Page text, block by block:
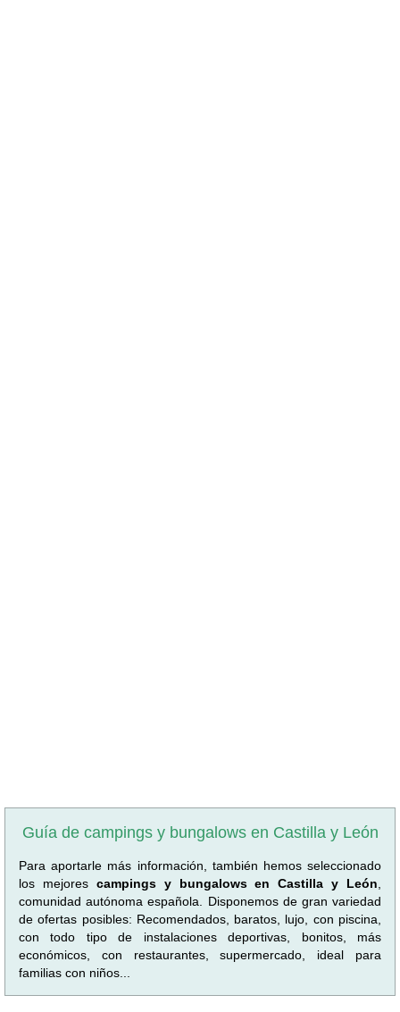
Guía de campings y bungalows en Castilla y León
Para aportarle más información, también hemos seleccionado
los mejores campings y bungalows en Castilla y León
comunidad autónoma española. Disponemos de gran variedad
de ofertas posibles: Recomendados, baratos, lujo, con piscina,
con todo tipo de instalaciones deportivas, bonitos, más
económicos, con restaurantes, supermercado, ideal para
familias con niños...